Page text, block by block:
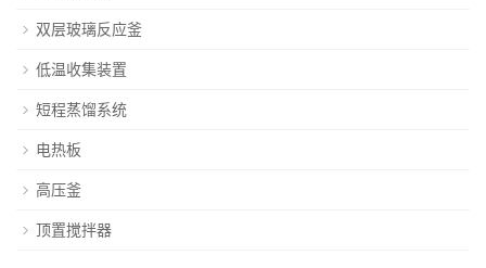
双层玻璃反应釜
低温收集装置
短程蒸馏系统
电热板
高压釜
顶置搅拌器